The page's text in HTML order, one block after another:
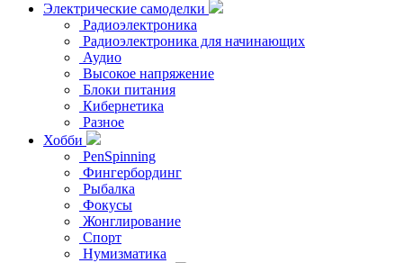
Электрические самоделки
Радиоэлектроника
Радиоэлектроника для начинающих
Аудио
Высокое напряжение
Блоки питания
Кибернетика
Разное
Хобби
PenSpinning
Фингербординг
Рыбалка
Фокусы
Жонглирование
Спорт
Нумизматика